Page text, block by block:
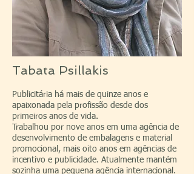
Tabata Psillakis
Publicitária há mais de quinze anos e
apaixonada pela profissão desde dos
primeiros anos de vida.
Trabalhou por nove anos em uma agência de
desenvolvimento de embalagens e material
promocional, mais oito anos em agências de
incentivo e publicidade. Atualmente mantém
sozinha uma pequena agência internacional.